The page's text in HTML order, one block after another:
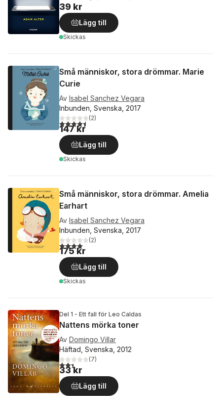
39 kr
Lägg till
Skickas
Små människor, stora drömmar. Marie
Curie
Av Isabel Sanchez Vegara
Inbunden, Svenska, 2017
4,5utav 5 stjärnor. Totalt antal röster:
(2)
147 kr
Lägg till
Skickas
Små människor, stora drömmar. Amelia
Earhart
Av Isabel Sanchez Vegara
Inbunden, Svenska, 2017
4,0utav 5 stjärnor. Totalt antal röster:
(2)
175 kr
Lägg till
Skickas
Del 1 - Ett fall för Leo Caldas
Nattens mörka toner
Av Domingo Villar
Häftad, Svenska, 2012
2,4utav 5 stjärnor. Totalt antal röster:
(7)
33 kr
Lägg till